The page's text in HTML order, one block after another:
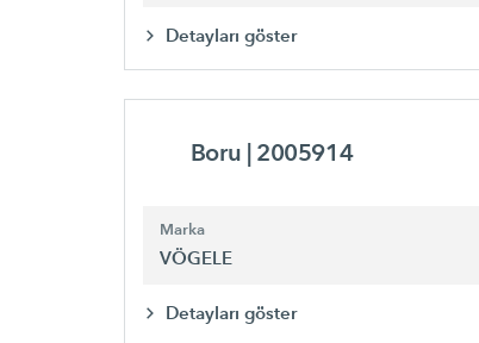
Detayları göster
Boru | 2005914
Marka
VÖGELE
Detayları göster